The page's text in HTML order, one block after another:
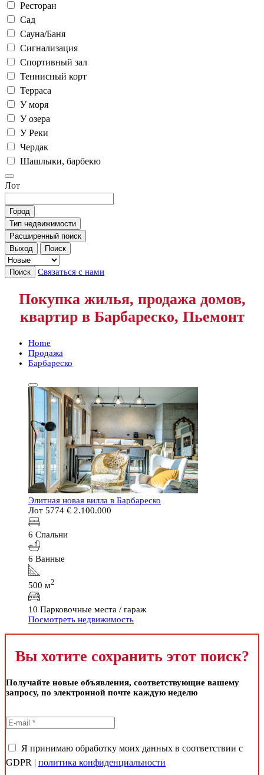
Ресторан
Сад
Сауна/Баня
Сигнализация
Спортивный зал
Теннисный корт
Терраса
У моря
У озера
У Реки
Чердак
Шашлыки, барбекю
Лот
Город
Тип недвижимости
Расширенный поиск
Выход
Поиск
Поиск Связаться с нами
Покупка жилья, продажа домов,
квартир в Барбареско, Пьемонт
Home
Продажа
Барбареско
Элитная новая вилла в Барбареско
Лот 5774 € 2.100.000
6 Спальни
6 Ванные
500 м2
10 Парковочные места / гараж
Посмотреть недвижимость
Вы хотите сохранить этот поиск?
Получайте новые объявления, соответствующие вашему
запросу, по электронной почте каждую неделю
Я принимаю обработку моих данных в соответствии с
GDPR | политика конфиденциальности